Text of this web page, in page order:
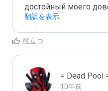
достойный моего
翻訳を表示
役立つ
= Dead Pool
10年前